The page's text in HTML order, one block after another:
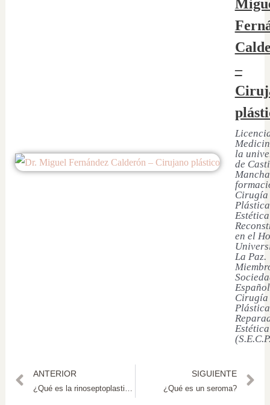
–
la
de
Cirugía
en el
La Paz.
Cirugía
Estética
ANTERIOR
¿Qué es la rinoseptoplastia y cómo mejora la respiración?
SIGUIENTE
¿Qué es un seroma?